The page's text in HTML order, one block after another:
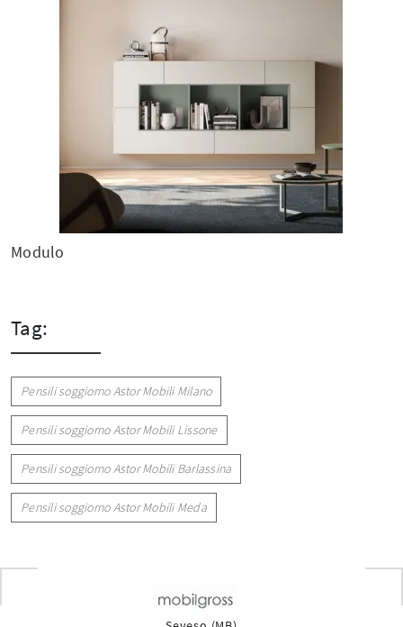
Modulo
Tag:
Pensili soggiorno Astor Mobili Milano
Pensili soggiorno Astor Mobili Lissone
Pensili soggiorno Astor Mobili Barlassina
Pensili soggiorno Astor Mobili Meda